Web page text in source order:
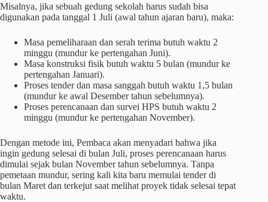
Misalnya, jika sebuah gedung sekolah harus sudah bisa
digunakan pada tanggal 1 Juli (awal tahun ajaran baru), maka:
Masa pemeliharaan dan serah terima butuh waktu 2
minggu (mundur ke pertengahan Juni).
Masa konstruksi fisik butuh waktu 5 bulan (mundur ke
pertengahan Januari).
Proses tender dan masa sanggah butuh waktu 1,5 bulan
(mundur ke awal Desember tahun sebelumnya).
Proses perencanaan dan survei HPS butuh waktu 2
minggu (mundur ke pertengahan November).
Dengan metode ini, Pembaca akan menyadari bahwa jika
ingin gedung selesai di bulan Juli, proses perencanaan harus
dimulai sejak bulan November tahun sebelumnya. Tanpa
pemetaan mundur, sering kali kita baru memulai tender di
bulan Maret dan terkejut saat melihat proyek tidak selesai tepat
waktu.